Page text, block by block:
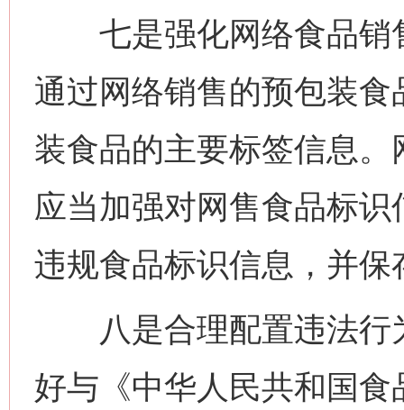
七是强化网络食品销
通过网络销售的预包装
装食品的主要标签信息
应当加强对网售食品标
违规食品标识信息，并保
八是合理配置违法行
好与《中华人民共和国